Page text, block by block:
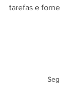
tarefas e